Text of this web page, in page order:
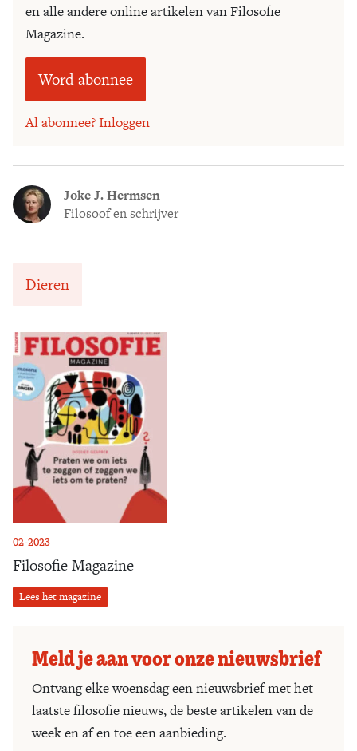
02-2023
Filosofie Magazine
Lees het magazine
en alle andere online artikelen van Filosofie
Magazine.
Word abonnee
Al abonnee? Inloggen
Joke J. Hermsen
Filosoof en schrijver
Dieren
Meld je aan voor onze nieuwsbrief
Ontvang elke woensdag een nieuwsbrief met het
laatste filosofie nieuws, de beste artikelen van de
week en af en toe een aanbieding.